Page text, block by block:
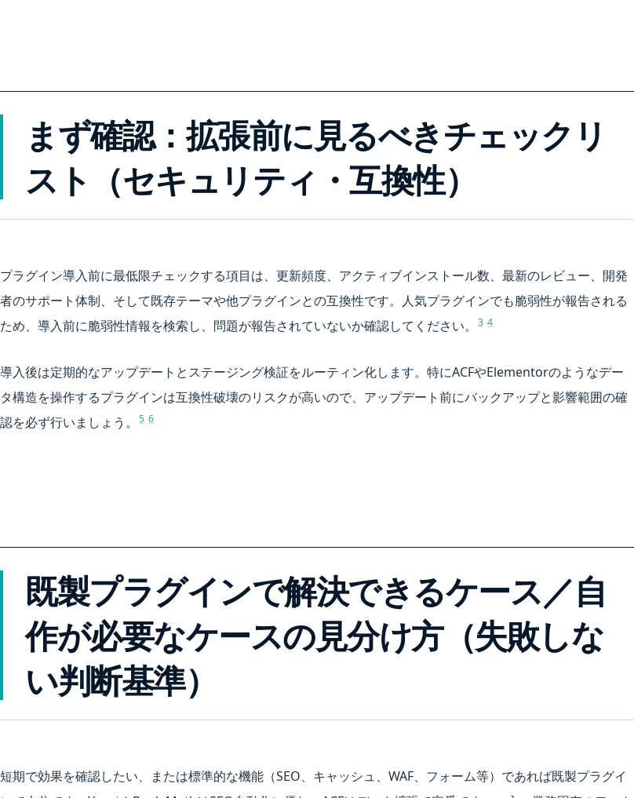
まず確認：拡張前に見るべきチェックリ
スト（セキュリティ・互換性）
プラグイン導入前に最低限チェックする項目は、更新頻度、アクティブインストール数、最新のレビュー、開発
者のサポート体制、そして既存テーマや他プラグインとの互換性です。人気プラグインでも脆弱性が報告される
ため、導入前に脆弱性情報を検索し、問題が報告されていないか確認してください。
3 4
導入後は定期的なアップデートとステージング検証をルーティン化します。特にACFやElementorのようなデー
タ構造を操作するプラグインは互換性破壊のリスクが高いので、アップデート前にバックアップと影響範囲の確
認を必ず行いましょう。
5 6
既製プラグインで解決できるケース／自
作が必要なケースの見分け方（失敗しな
い判断基準）
短期で効果を確認したい、または標準的な機能（SEO、キャッシュ、WAF、フォーム等）であれば既製プラグイ